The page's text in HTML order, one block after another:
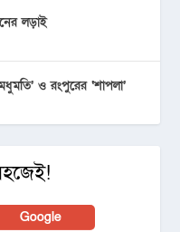
লড়াই
ও রংপুরের ‘শাপলা’
Google